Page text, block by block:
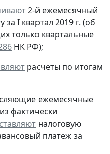
2-й ежемесячный
I квартал 2019 г. (об
только квартальные
НК РФ);
расчеты по итогам
ежемесячные
фактически
налоговую
платеж за